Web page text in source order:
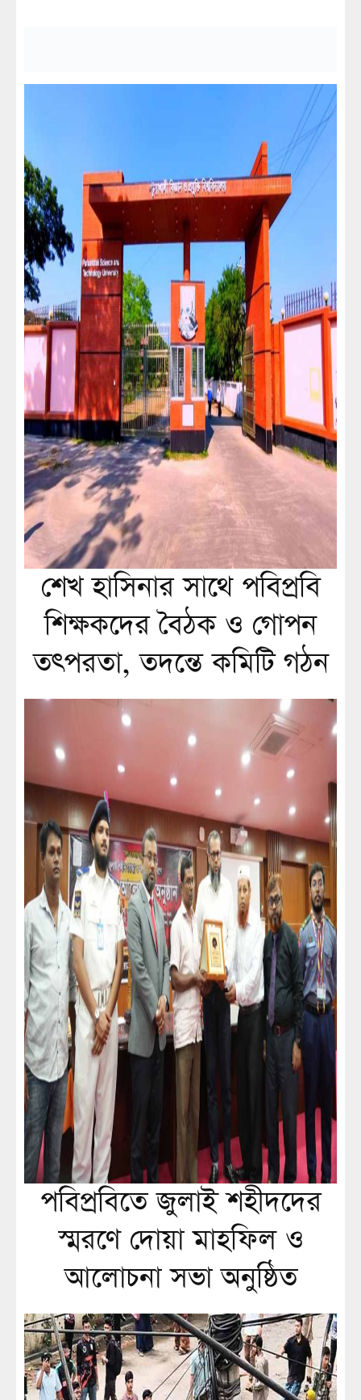
শেখ হাসিনার সাথে পবিপ্রবি
শিক্ষকদের বৈঠক ও গোপন
তৎপরতা, তদন্তে কমিটি গঠন
পবিপ্রবিতে জুলাই শহীদদের
স্মরণে দোয়া মাহফিল ও
আলোচনা সভা অনুষ্ঠিত